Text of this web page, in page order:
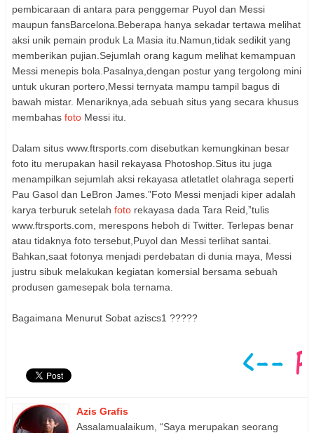
pembicaraan di antara para penggemar Puyol dan Messi
maupun fansBarcelona.Beberapa hanya sekadar tertawa melihat
aksi unik pemain produk La Masia itu.Namun,tidak sedikit yang
memberikan pujian.Sejumlah orang kagum melihat kemampuan
Messi menepis bola.Pasalnya,dengan postur yang tergolong mini
untuk ukuran portero,Messi ternyata mampu tampil bagus di
bawah mistar. Menariknya,ada sebuah situs yang secara khusus
membahas foto Messi itu.
Dalam situs www.ftrsports.com disebutkan kemungkinan besar
foto itu merupakan hasil rekayasa Photoshop.Situs itu juga
menampilkan sejumlah aksi rekayasa atletatlet olahraga seperti
Pau Gasol dan LeBron James.”Foto Messi menjadi kiper adalah
karya terburuk setelah foto rekayasa dada Tara Reid,”tulis
www.ftrsports.com, merespons heboh di Twitter. Terlepas benar
atau tidaknya foto tersebut,Puyol dan Messi terlihat santai.
Bahkan,saat fotonya menjadi perdebatan di dunia maya, Messi
justru sibuk melakukan kegiatan komersial bersama sebuah
produsen gamesepak bola ternama.
Bagaimana Menurut Sobat aziscs1 ?????
Azis Grafis
Assalamualaikum, “Saya merupakan seorang